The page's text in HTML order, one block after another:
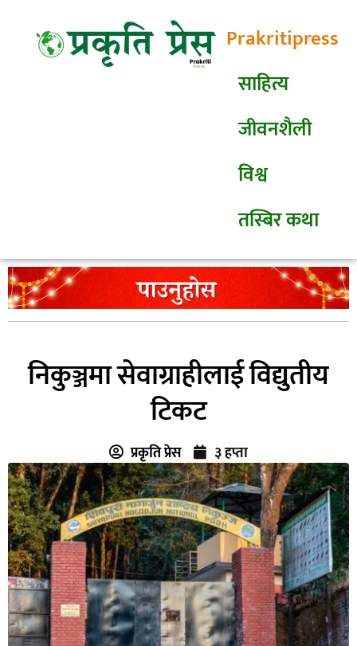
Prakritipress
साहित्य
जीवनशैली
विश्व
तस्बिर कथा
निकुञ्जमा सेवाग्राहीलाई विद्युतीय
टिकट
प्रकृति प्रेस ३ हप्ता